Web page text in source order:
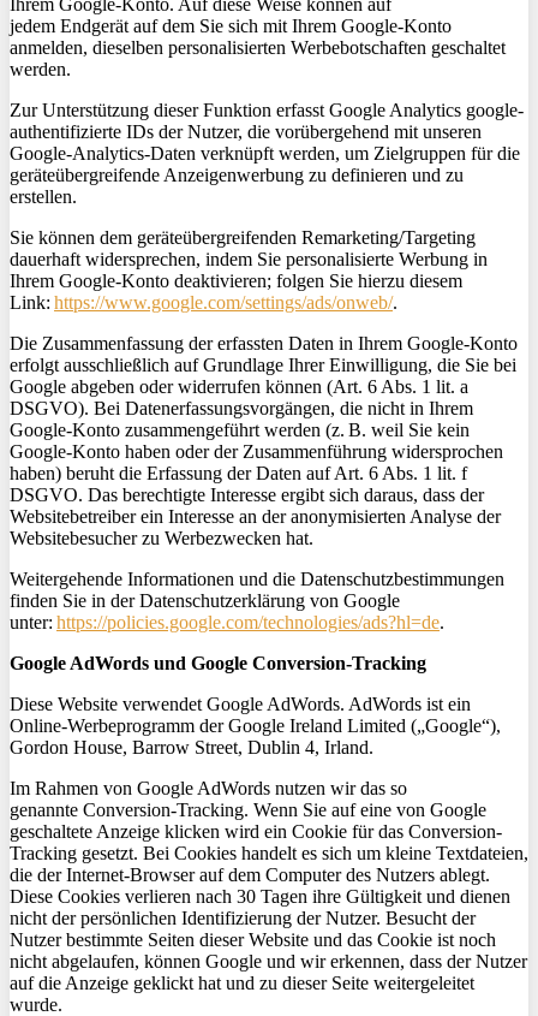
Ihrem Google-Konto. Auf diese Weise können auf
jedem Endgerät auf dem Sie sich mit Ihrem Google-Konto
anmelden, dieselben personalisierten Werbebotschaften geschaltet
werden.
Zur Unterstützung dieser Funktion erfasst Google Analytics google-
authentifizierte IDs der Nutzer, die vorübergehend mit unseren
Google-Analytics-Daten verknüpft werden, um Zielgruppen für die
geräteübergreifende Anzeigenwerbung zu definieren und zu
erstellen.
Sie können dem geräteübergreifenden Remarketing/Targeting
dauerhaft widersprechen, indem Sie personalisierte Werbung in
Ihrem Google-Konto deaktivieren; folgen Sie hierzu diesem
Link: https://www.google.com/settings/ads/onweb/.
Die Zusammenfassung der erfassten Daten in Ihrem Google-Konto
erfolgt ausschließlich auf Grundlage Ihrer Einwilligung, die Sie bei
Google abgeben oder widerrufen können (Art. 6 Abs. 1 lit. a
DSGVO). Bei Datenerfassungsvorgängen, die nicht in Ihrem
Google-Konto zusammengeführt werden (z. B. weil Sie kein
Google-Konto haben oder der Zusammenführung widersprochen
haben) beruht die Erfassung der Daten auf Art. 6 Abs. 1 lit. f
DSGVO. Das berechtigte Interesse ergibt sich daraus, dass der
Websitebetreiber ein Interesse an der anonymisierten Analyse der
Websitebesucher zu Werbezwecken hat.
Weitergehende Informationen und die Datenschutzbestimmungen
finden Sie in der Datenschutzerklärung von Google
unter: https://policies.google.com/technologies/ads?hl=de.
Google AdWords und Google Conversion-Tracking
Diese Website verwendet Google AdWords. AdWords ist ein
Online-Werbeprogramm der Google Ireland Limited („Google“),
Gordon House, Barrow Street, Dublin 4, Irland.
Im Rahmen von Google AdWords nutzen wir das so
genannte Conversion-Tracking. Wenn Sie auf eine von Google
geschaltete Anzeige klicken wird ein Cookie für das Conversion-
Tracking gesetzt. Bei Cookies handelt es sich um kleine Textdateien,
die der Internet-Browser auf dem Computer des Nutzers ablegt.
Diese Cookies verlieren nach 30 Tagen ihre Gültigkeit und dienen
nicht der persönlichen Identifizierung der Nutzer. Besucht der
Nutzer bestimmte Seiten dieser Website und das Cookie ist noch
nicht abgelaufen, können Google und wir erkennen, dass der Nutzer
auf die Anzeige geklickt hat und zu dieser Seite weitergeleitet
wurde.